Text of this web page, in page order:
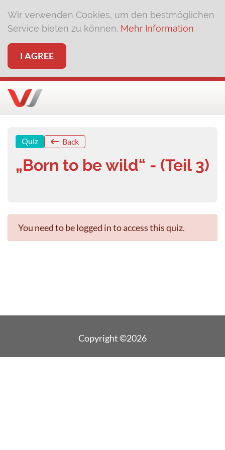
Wir verwenden Cookies, um den bestmöglichen
Service bieten zu können. Mehr Information
I AGREE
Quiz Back
„Born to be wild“ - (Teil 3)
You need to be logged in to access this quiz.
Copyright ©2026